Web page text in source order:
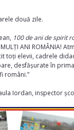
două zile.
100 de ani de spirit
ANI ROMÂNIA!
toți elevii, cadrele
desfășurate în
români.”
Iordan, inspector